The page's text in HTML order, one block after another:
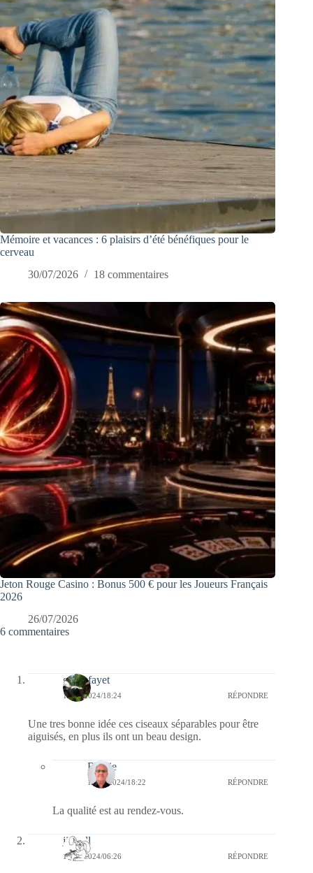
Mémoire et vacances : 6 plaisirs d’été bénéfiques pour le
cerveau
30/07/2026
18 commentaires
Jeton Rouge Casino : Bonus 500 € pour les Joueurs Français
2026
26/07/2026
6 commentaires
giselefayet
12/12/2024/18:24 RÉPONDRE
Une tres bonne idée ces ciseaux séparables pour être
aiguisés, en plus ils ont un beau design.
Bernie
13/12/2024/18:22 RÉPONDRE
La qualité est au rendez-vous.
jill bill
12/12/2024/06:26 RÉPONDRE